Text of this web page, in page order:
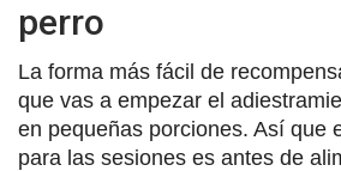
perro
La forma más fácil de
que vas a empezar el
en pequeñas porciones. Así que
para las sesiones es antes de